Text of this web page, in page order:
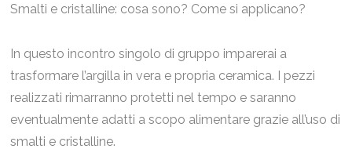
Smalti e cristalline: cosa sono? Come si applicano?
In questo incontro singolo di gruppo imparerai a
trasformare l’argilla in vera e propria ceramica. I pezzi
realizzati rimarranno protetti nel tempo e saranno
eventualmente adatti a scopo alimentare grazie all’uso di
smalti e cristalline.